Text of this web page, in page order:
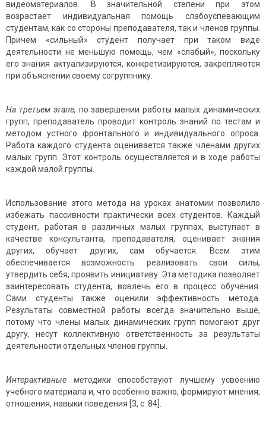
видеоматериалов. В значительной степени при этом
возрастает индивидуальная помощь слабоуспевающим
студентам, как со стороны преподавателя, так и членов группы.
Причем «сильный» студент получает при таком виде
деятельности не меньшую помощь, чем «слабый», поскольку
его знания актуализируются, конкретизируются, закрепляются
при объяснении своему согруппнику.
На третьем этапе, по завершении работы малых динамических
групп, преподаватель проводит контроль знаний по тестам и
методом устного фронтального и индивидуального опроса.
Работа каждого студента оценивается также членами других
малых групп. Этот контроль осуществляется и в ходе работы
каждой малой группы.
Использование этого метода на уроках анатомии позволило
избежать пассивности практически всех студентов. Каждый
студент, работая в различных малых группах, выступает в
качестве консультанта, преподавателя, оценивает знания
других, обучает других, сам обучается. Всем этим
обеспечивается возможность реализовать свои силы,
утвердить себя, проявить инициативу. Эта методика позволяет
заинтересовать студента, вовлечь его в процесс обучения.
Сами студенты также оценили эффективность метода.
Результаты совместной работы всегда значительно выше,
потому что члены малых динамических групп помогают друг
другу, несут коллективную ответственность за результаты
деятельности отдельных членов группы.
Интерактивные методикиспособствуют лучшему усвоению
учебного материала и, что особенно важно, формируют мнения,
отношения, навыки поведения [3, с. 84].